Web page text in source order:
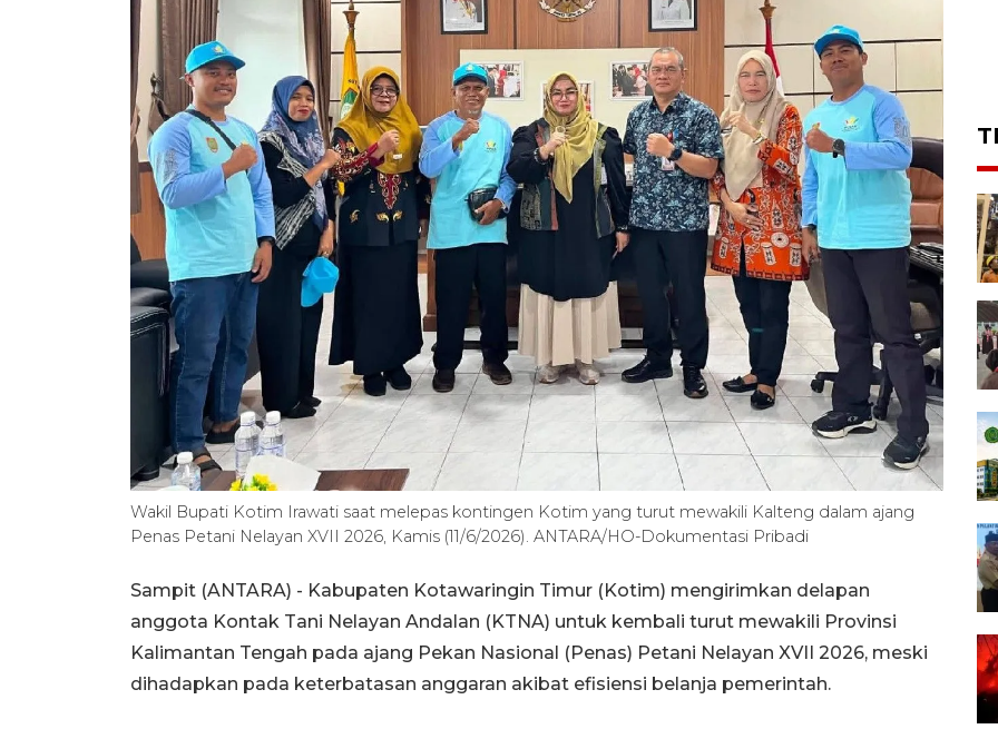
Wakil Bupati Kotim Irawati saat melepas kontingen Kotim yang turut mewakili Kalteng dalam ajang
Penas Petani Nelayan XVII 2026, Kamis (11/6/2026). ANTARA/HO-Dokumentasi Pribadi
Sampit (ANTARA) - Kabupaten Kotawaringin Timur (Kotim) mengirimkan delapan
anggota Kontak Tani Nelayan Andalan (KTNA) untuk kembali turut mewakili Provinsi
Kalimantan Tengah pada ajang Pekan Nasional (Penas) Petani Nelayan XVII 2026, meski
dihadapkan pada keterbatasan anggaran akibat efisiensi belanja pemerintah.